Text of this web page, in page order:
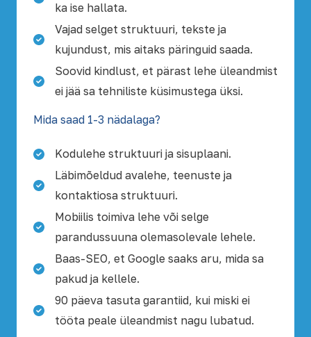
ka ise hallata.
Vajad selget struktuuri, tekste ja
kujundust, mis aitaks päringuid saada.
Soovid kindlust, et pärast lehe üleandmist
ei jää sa tehniliste küsimustega üksi.
Mida saad 1-3 nädalaga?
Kodulehe struktuuri ja sisuplaani.
Läbimõeldud avalehe, teenuste ja
kontaktiosa struktuuri.
Mobiilis toimiva lehe või selge
parandussuuna olemasolevale lehele.
Baas-SEO, et Google saaks aru, mida sa
pakud ja kellele.
90 päeva tasuta garantiid, kui miski ei
tööta peale üleandmist nagu lubatud.